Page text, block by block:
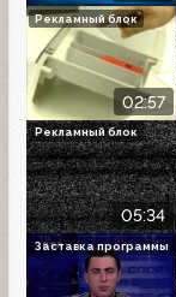
02:57
Рекламный блок
05:34
Рекламный блок
Заставка программы